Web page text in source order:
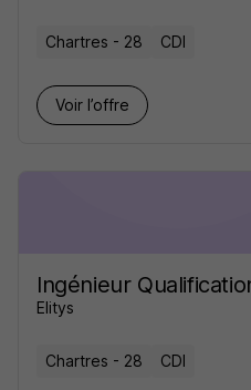
Chartres - 28 CDI
Voir l’offre
Ingénieur
Elitys
Chartres - 28 CDI